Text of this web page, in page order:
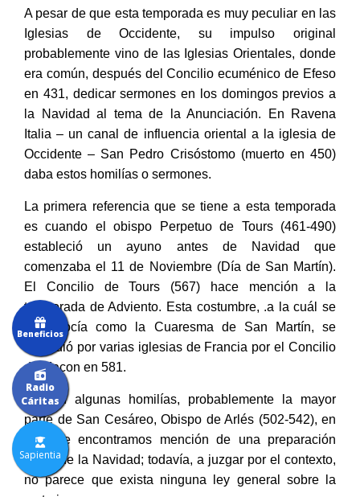
A pesar de que esta temporada es muy peculiar en las
Iglesias de Occidente, su impulso original
probablemente vino de las Iglesias Orientales, donde
era común, después del Concilio ecuménico de Efeso
en 431, dedicar sermones en los domingos previos a
la Navidad al tema de la Anunciación. En Ravena
Italia – un canal de influencia oriental a la iglesia de
Occidente – San Pedro Crisóstomo (muerto en 450)
daba estos homilías o sermones.
La primera referencia que se tiene a esta temporada
es cuando el obispo Perpetuo de Tours (461-490)
estableció un ayuno antes de Navidad que
comenzaba el 11 de Noviembre (Día de San Martín).
El Concilio de Tours (567) hace mención a la
temporada de Adviento. Esta costumbre, .a la cuál se
le conocía como la Cuaresma de San Martín, se
extendió por varias iglesias de Francia por el Concilio
de Macon en 581.
Existen algunas homilías, probablemente la mayor
parte de San Cesáreo, Obispo de Arlés (502-542), en
las que encontramos mención de una preparación
antes de la Navidad; todavía, a juzgar por el contexto,
no parece que exista ninguna ley general sobre la
Sapientia
Radio
Cáritas
Beneficios